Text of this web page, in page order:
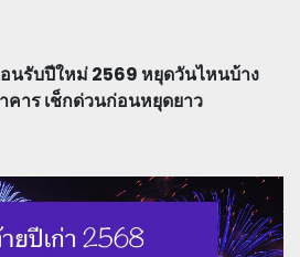
นรับปีใหม่ 2569 หยุดวันไหนบ้าง
าร เช็กด่วนก่อนหยุดยาว